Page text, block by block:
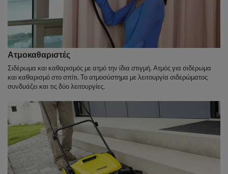
Ατμοκαθαριστές
Σιδέρωμα και καθαρισμός με ατμό την ίδια στιγμή. Ατμός για σιδέρωμα
και καθαρισμό στο σπίτι. Το ατμοσύστημα με λειτουργία σιδερώματος
συνδυάζει και τις δύο λειτουργίες.